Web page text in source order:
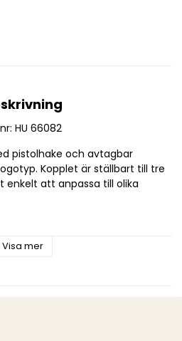
HU 66082
pistolhake och avtagbar
Kopplet är ställbart till tre
enkelt att anpassa till olika
200 cm
Visa mer